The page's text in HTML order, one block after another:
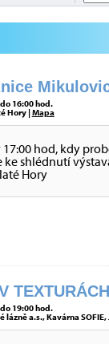
16:00 hod.
Hory |Mapa
17:00 hod, kdy
shlédnutí
Hory
19:00 hod.
lázně a.s., Kavárna SOFIE,